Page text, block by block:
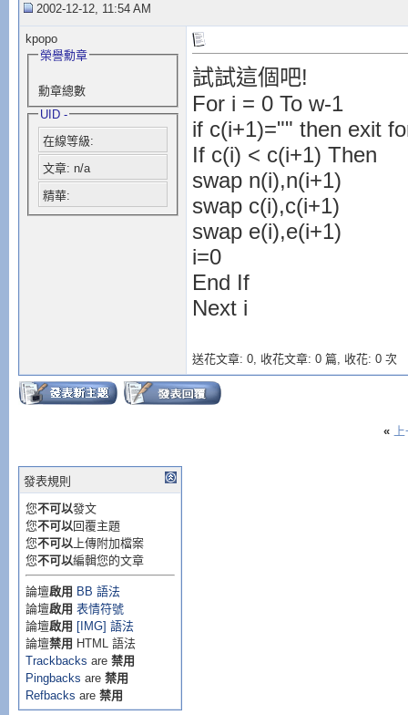
2002-12-12, 11:54 AM
kpopo
榮譽勳章
勳章總數
UID -
在線等級:
文章: n/a
精華:
試試這個吧!
For i = 0 To w-1
if c(i+1)="" then exit
If c(i) < c(i+1) Then
swap n(i),n(i+1)
swap c(i),c(i+1)
swap e(i),e(i+1)
i=0
End If
Next i
送花文章: 0, 收花文章: 0 篇, 收花: 0 次
«
發表規則
您不可以發文
您不可以回覆主題
您不可以上傳附加檔案
您不可以編輯您的文章
論壇啟用 BB 語法
論壇啟用 表情符號
論壇啟用 [IMG] 語法
論壇禁用 HTML 語法
Trackbacks are 禁用
Pingbacks are 禁用
Refbacks are 禁用